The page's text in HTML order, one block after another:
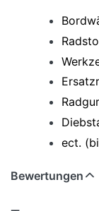
ect.
Bewertungen